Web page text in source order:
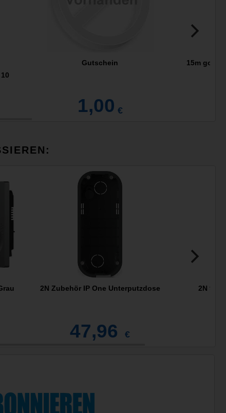
Gutschein
1,00 €
15m
2N Zubehör IP One Unterputzdose
47,96 €
2N